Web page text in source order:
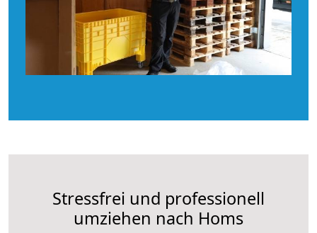
Stressfrei und professionell
umziehen nach Homs